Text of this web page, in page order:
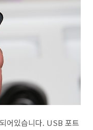
어있습니다. USB 포트